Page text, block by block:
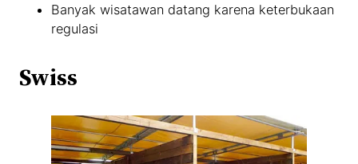
Banyak wisatawan datang karena keterbukaan
regulasi
Swiss